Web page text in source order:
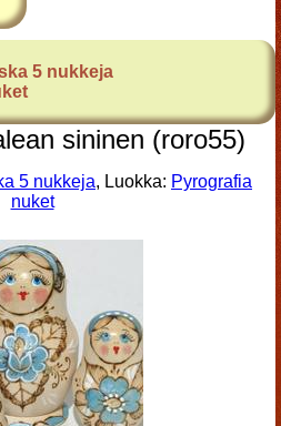
5 nukkeja
sininen (roro55)
5 nukkeja, Luokka: Pyrografia
nuket